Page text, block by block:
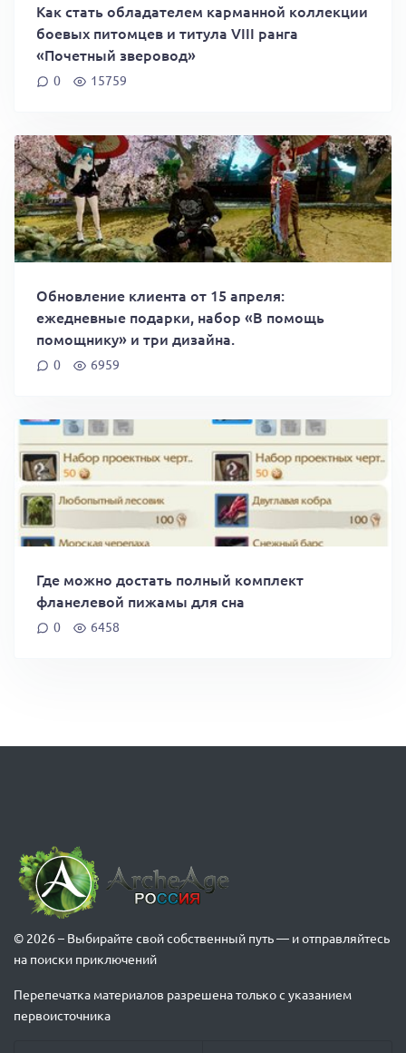
Как стать обладателем карманной коллекции
боевых питомцев и титула VIII ранга
«Почетный зверовод»
0 15759
Обновление клиента от 15 апреля:
ежедневные подарки, набор «В помощь
помощнику» и три дизайна.
0 6959
Где можно достать полный комплект
фланелевой пижамы для сна
0 6458
© 2026 – Выбирайте свой собственный путь — и отправляйтесь
на поиски приключений
Перепечатка материалов разрешена только с указанием
первоисточника